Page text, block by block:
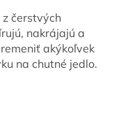
z čerstvých
nakrájajú a
akýkoľvek
na chutné jedlo.